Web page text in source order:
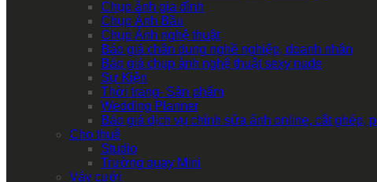
Chụp ảnh gia đình
Chụp Ảnh Bầu
Chụp Ảnh nghệ thuật
Báo giá chân dung nghề nghiệp, doanh nhân
Báo giá chụp ảnh nghệ thuật sexy nude
Sự Kiện
Thời trang- Sản phẩm
Wedding Planner
Báo giá dịch vụ chỉnh sửa ảnh online, cắt ghép,
Cho thuê
Studio
Trường quay Mini
Váy cưới